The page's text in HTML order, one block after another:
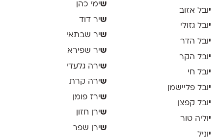
י ובל אזוב
יובל גזולי
י ובל הדר
י ובל הקר
יובל חי
י ובל פליישמן
יובל קפצן
י וליה טור
י וניל
שימי כהן
שיר דוד
שיר שבתאי
שיר שפירא
שירה גלעדי
שירה קרת
שירז פומן
שירן חזון
שירן שפר